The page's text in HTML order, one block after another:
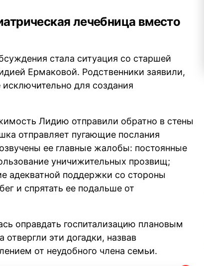
лечебница вместо
стала ситуация со старшей
Ермаковой. Родственники заявили,
для создания
Лидию отправили обратно в стены
отправляет пугающие послания
ее главные жалобы: постоянные
уничижительных прозвищ;
адекватной поддержки со стороны
и спрятать ее подальше от
оправдать госпитализацию плановым
эти догадки, назвав
от неудобного члена семьи.